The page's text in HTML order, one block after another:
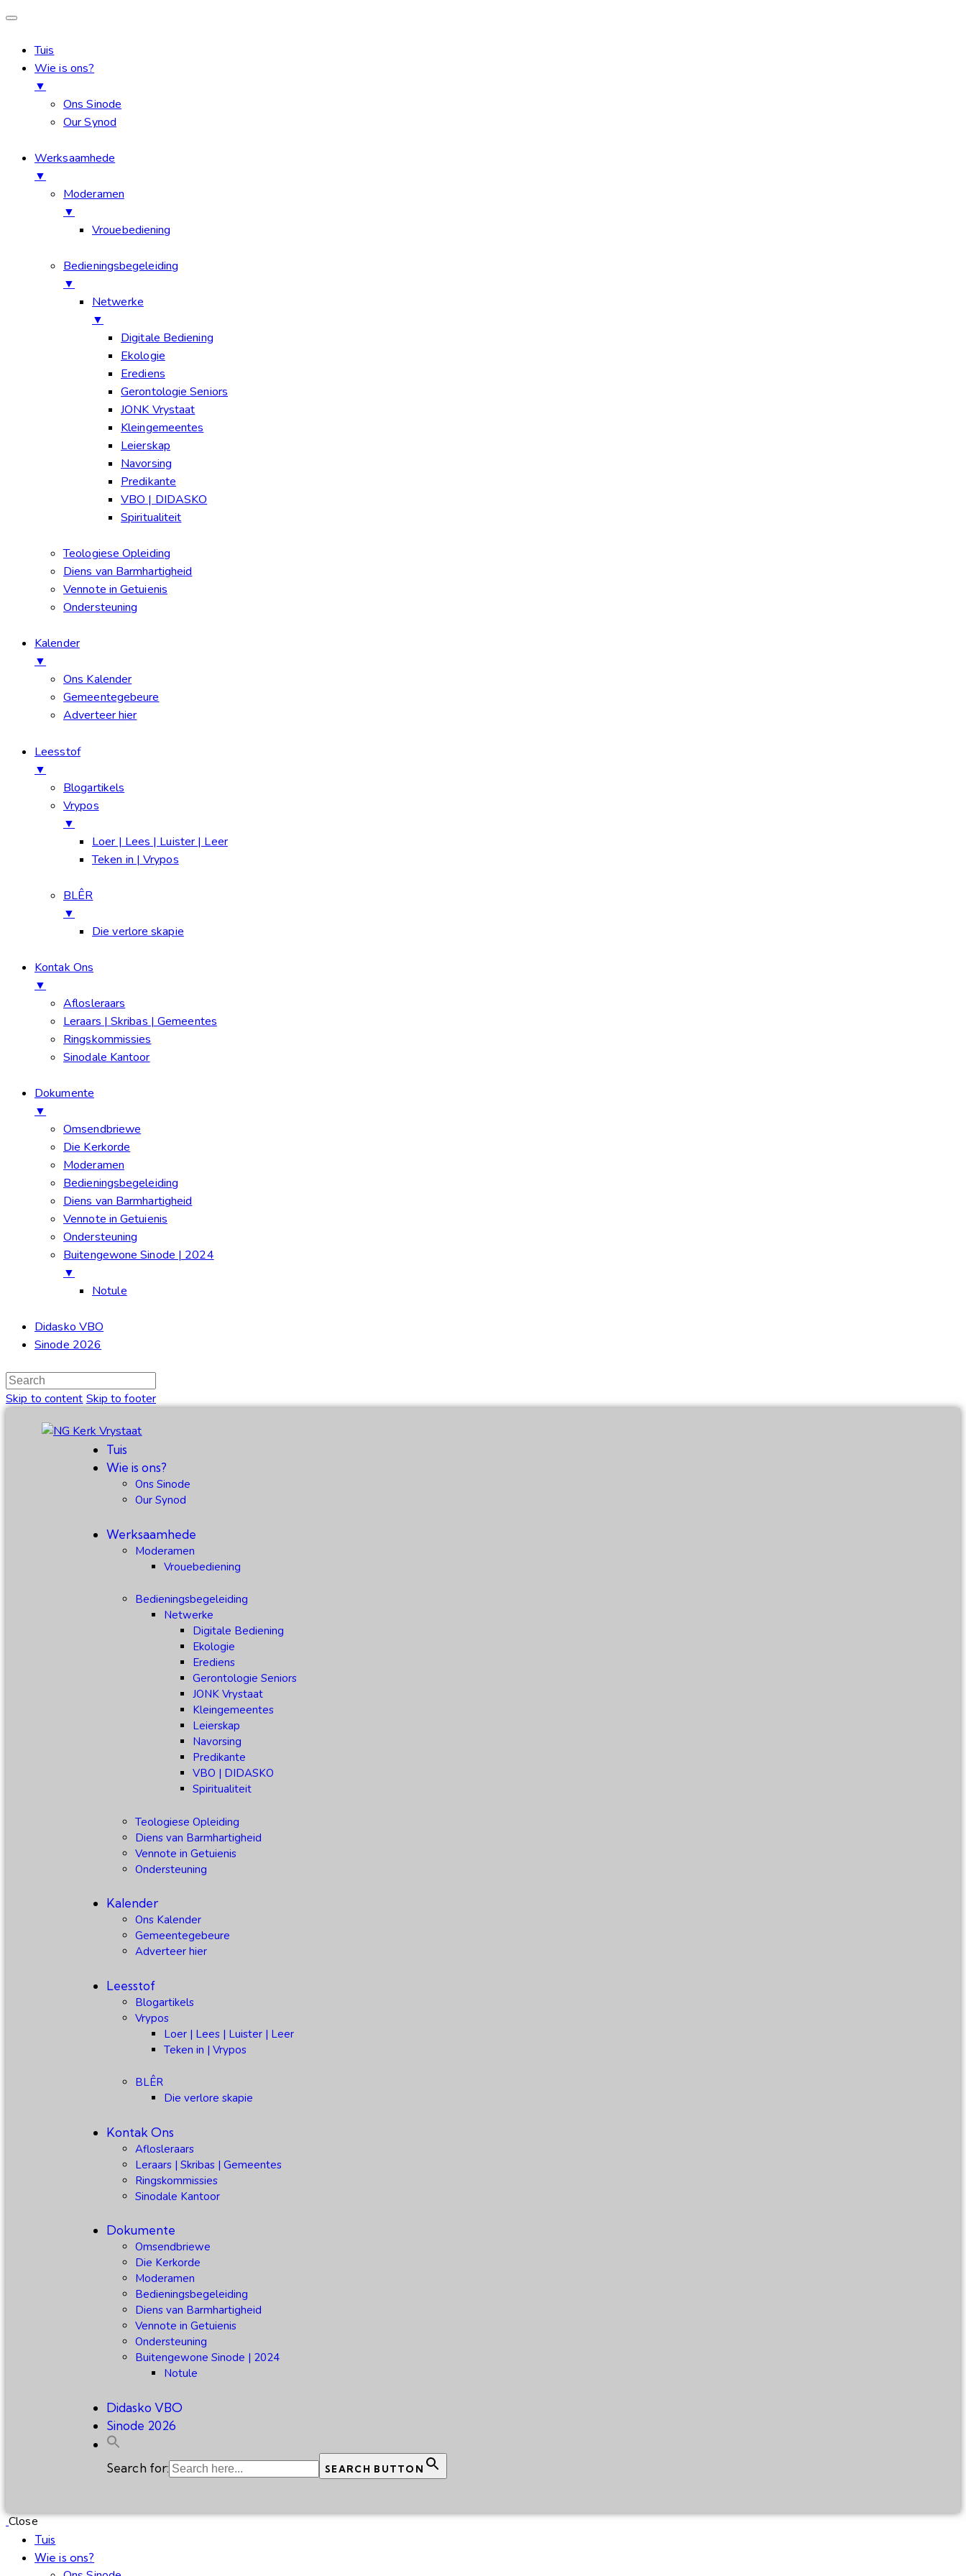
Tuis
Wie is ons?
▼
Ons Sinode
Our Synod
Werksaamhede
▼
Moderamen
▼
Vrouebediening
Bedieningsbegeleiding
▼
Netwerke
▼
Digitale Bediening
Ekologie
Erediens
Gerontologie Seniors
JONK Vrystaat
Kleingemeentes
Leierskap
Navorsing
Predikante
VBO | DIDASKO
Spiritualiteit
Teologiese Opleiding
Diens van Barmhartigheid
Vennote in Getuienis
Ondersteuning
Kalender
▼
Ons Kalender
Gemeentegebeure
Adverteer hier
Leesstof
▼
Blogartikels
Vrypos
▼
Loer | Lees | Luister | Leer
Teken in | Vrypos
BLÊR
▼
Die verlore skapie
Kontak Ons
▼
Aflosleraars
Leraars | Skribas | Gemeentes
Ringskommissies
Sinodale Kantoor
Dokumente
▼
Omsendbriewe
Die Kerkorde
Moderamen
Bedieningsbegeleiding
Diens van Barmhartigheid
Vennote in Getuienis
Ondersteuning
Buitengewone Sinode | 2024
▼
Notule
Didasko VBO
Sinode 2026
Skip to content Skip to footer
Tuis
Wie is ons?
Ons Sinode
Our Synod
Werksaamhede
Moderamen
Vrouebediening
Bedieningsbegeleiding
Netwerke
Digitale Bediening
Ekologie
Erediens
Gerontologie Seniors
JONK Vrystaat
Kleingemeentes
Leierskap
Navorsing
Predikante
VBO | DIDASKO
Spiritualiteit
Teologiese Opleiding
Diens van Barmhartigheid
Vennote in Getuienis
Ondersteuning
Kalender
Ons Kalender
Gemeentegebeure
Adverteer hier
Leesstof
Blogartikels
Vrypos
Loer | Lees | Luister | Leer
Teken in | Vrypos
BLÊR
Die verlore skapie
Kontak Ons
Aflosleraars
Leraars | Skribas | Gemeentes
Ringskommissies
Sinodale Kantoor
Dokumente
Omsendbriewe
Die Kerkorde
Moderamen
Bedieningsbegeleiding
Diens van Barmhartigheid
Vennote in Getuienis
Ondersteuning
Buitengewone Sinode | 2024
Notule
Didasko VBO
Sinode 2026
Search for: SEARCH BUTTON
Close
Tuis
Wie is ons?